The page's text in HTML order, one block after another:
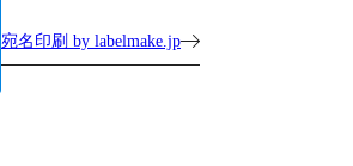
宛名印刷 by labelmake.jp